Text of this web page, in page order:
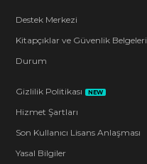
Destek Merkezi
Kitapçıklar ve Güvenlik Belgeleri
Durum
Gizlilik Politikası NEW
Hizmet Şartları
Son Kullanıcı Lisans Anlaşması
Yasal Bilgiler